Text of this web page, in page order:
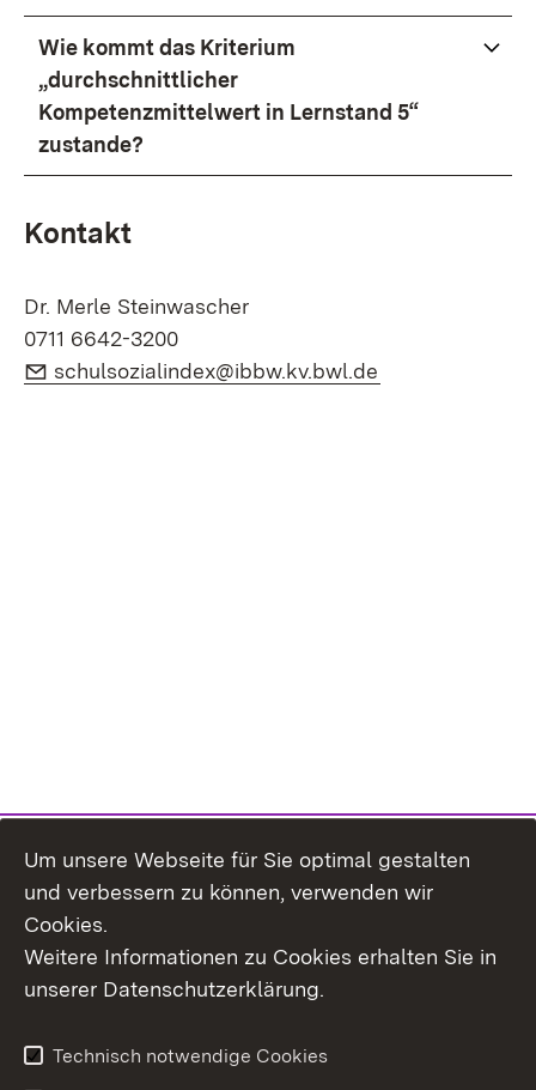
Wie kommt das Kriterium
„durchschnittlicher
Kompetenzmittelwert in Lernstand 5“
zustande?
Kontakt
Dr. Merle Steinwascher
0711 6642-3200
E-Mail:
schulsozialindex@ibbw.kv.bwl.de
Erklärung zur
Benutzungshinweise
Um unsere Webseite für Sie optimal gestalten
und verbessern zu können, verwenden wir
Cookies.
Weitere Informationen zu Cookies erhalten Sie in
unserer Datenschutzerklärung.
Technisch notwendige Cookies